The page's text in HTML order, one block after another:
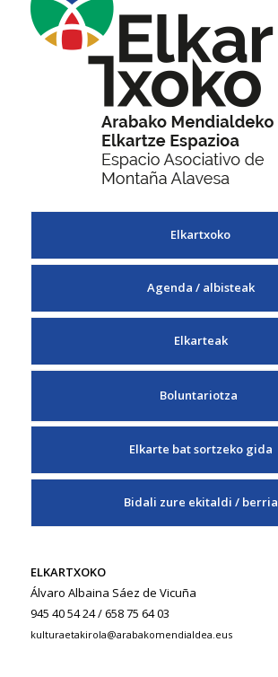
Elkartxoko
Agenda / albisteak
Elkarteak
Boluntariotza
Elkarte bat sortzeko gida
Bidali zure ekitaldi / berria
ELKARTXOKO
Álvaro Albaina Sáez de Vicuña
945 40 54 24 / 658 75 64 03
kulturaetakirola@arabakomendialdea.eus